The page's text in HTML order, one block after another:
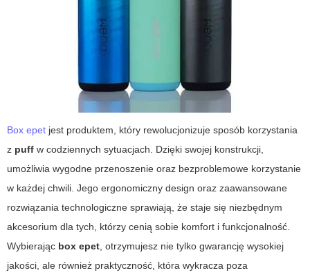
Box epet jest produktem, który rewolucjonizuje sposób korzystania
z puff w codziennych sytuacjach. Dzięki swojej konstrukcji,
umożliwia wygodne przenoszenie oraz bezproblemowe korzystanie
w każdej chwili. Jego ergonomiczny design oraz zaawansowane
rozwiązania technologiczne sprawiają, że staje się niezbędnym
akcesorium dla tych, którzy cenią sobie komfort i funkcjonalność.
Wybierając box epet, otrzymujesz nie tylko gwarancję wysokiej
jakości, ale również praktyczność, która wykracza poza